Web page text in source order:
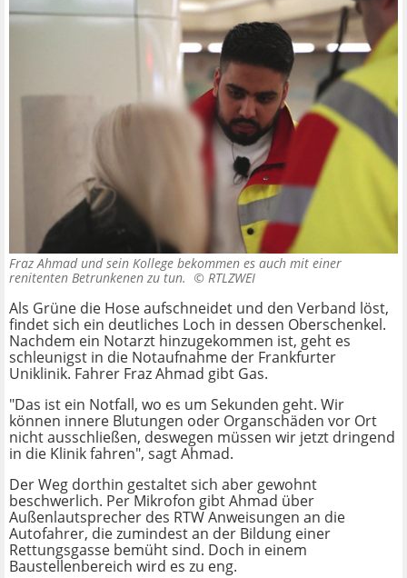
Fraz Ahmad und sein Kollege bekommen es auch mit einer
renitenten Betrunkenen zu tun. © RTLZWEI
Als Grüne die Hose aufschneidet und den Verband löst,
findet sich ein deutliches Loch in dessen Oberschenkel.
Nachdem ein Notarzt hinzugekommen ist, geht es
schleunigst in die Notaufnahme der Frankfurter
Uniklinik. Fahrer Fraz Ahmad gibt Gas.
"Das ist ein Notfall, wo es um Sekunden geht. Wir
können innere Blutungen oder Organschäden vor Ort
nicht ausschließen, deswegen müssen wir jetzt dringend
in die Klinik fahren", sagt Ahmad.
Der Weg dorthin gestaltet sich aber gewohnt
beschwerlich. Per Mikrofon gibt Ahmad über
Außenlautsprecher des RTW Anweisungen an die
Autofahrer, die zumindest an der Bildung einer
Rettungsgasse bemüht sind. Doch in einem
Baustellenbereich wird es zu eng.